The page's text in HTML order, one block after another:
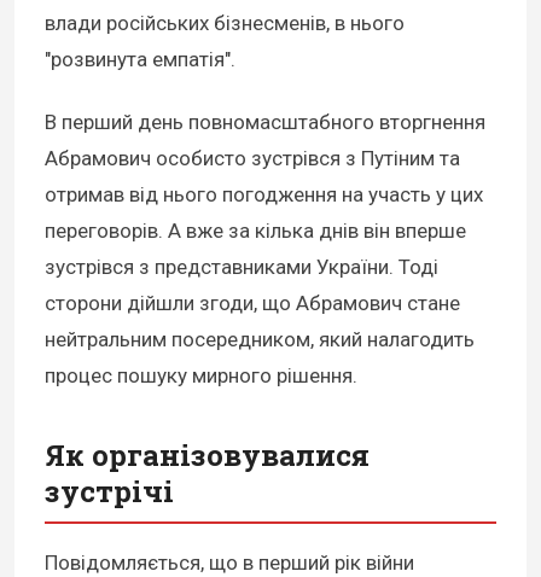
влади російських бізнесменів, в нього
"розвинута емпатія".
В перший день повномасштабного вторгнення
Абрамович особисто зустрівся з Путіним та
отримав від нього погодження на участь у цих
переговорів. А вже за кілька днів він вперше
зустрівся з представниками України. Тоді
сторони дійшли згоди, що Абрамович стане
нейтральним посередником, який налагодить
процес пошуку мирного рішення.
Як організовувалися
зустрічі
Повідомляється, що в перший рік війни